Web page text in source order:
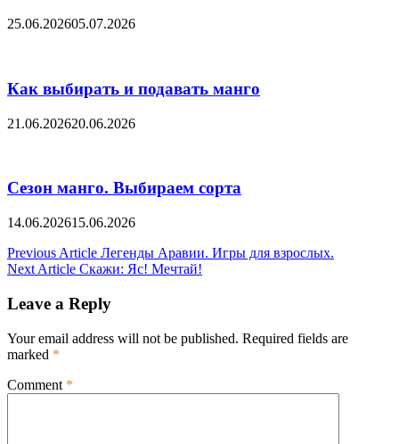
25.06.202605.07.2026
Как выбирать и подавать манго
21.06.202620.06.2026
Сезон манго. Выбираем сорта
14.06.202615.06.2026
Post
navigation
Previous Article Легенды Аравии. Игры для взрослых.
Next Article Скажи: Яс! Мечтай!
Leave a Reply
Your email address will not be published. Required fields are
marked *
Comment *